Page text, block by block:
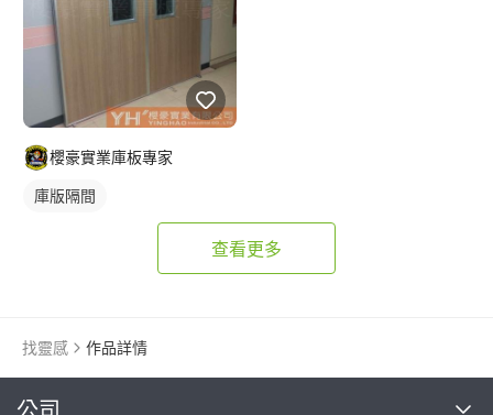
櫻豪實業庫板專家
庫版隔間
查看更多
找靈感 作品詳情
公司繼續完成